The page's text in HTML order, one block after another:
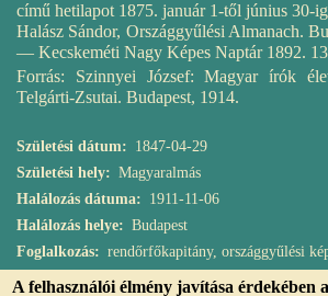
című hetilapot 1875. január 1-től június 30-
Halász Sándor, Országgyűlési Almanach.
— Kecskeméti Nagy Képes Naptár 1892.
Forrás: Szinnyei József: Magyar írók
Telgárti-Zsutai. Budapest, 1914.
Születési dátum
1847-04-29
Születési hely
Magyaralmás
Halálozás dátuma
1911-11-06
Halálozás helye
Budapest
Foglalkozás
rendőrfőkapitány, országgyűlési
A felhasználói élmény javítása érdekében